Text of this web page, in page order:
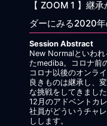
【 ZOOM 1 】継
ダーにみる2020
Session Abstract
New Normalといわれ
たmediba。コロナ前
コロナ以後のオンラ
良きものは継承し、
な挑戦をしてきました
12月のアドベントカ
社員がどういうチャ
しします。